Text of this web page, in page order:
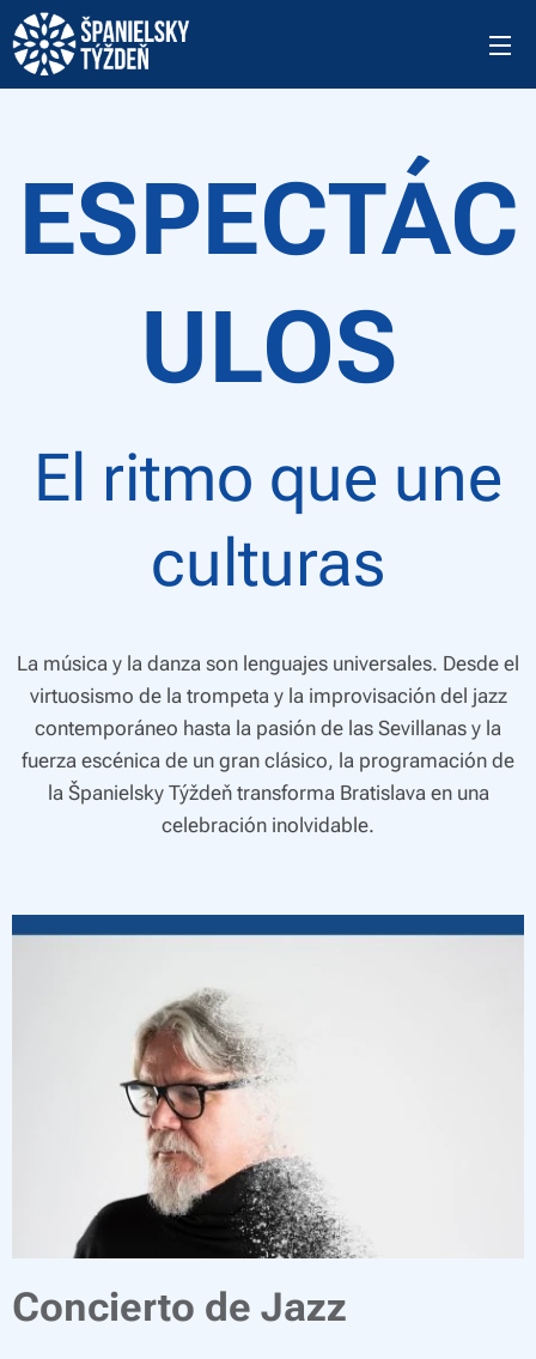
ESPECTÁC
ULOS
El ritmo que une
culturas
La música y la danza son lenguajes universales. Desde el
virtuosismo de la trompeta y la improvisación del jazz
contemporáneo hasta la pasión de las Sevillanas y la
fuerza escénica de un gran clásico, la programación de
la Španielsky Týždeňtransforma Bratislava en una
celebración inolvidable.
Concierto de Jazz